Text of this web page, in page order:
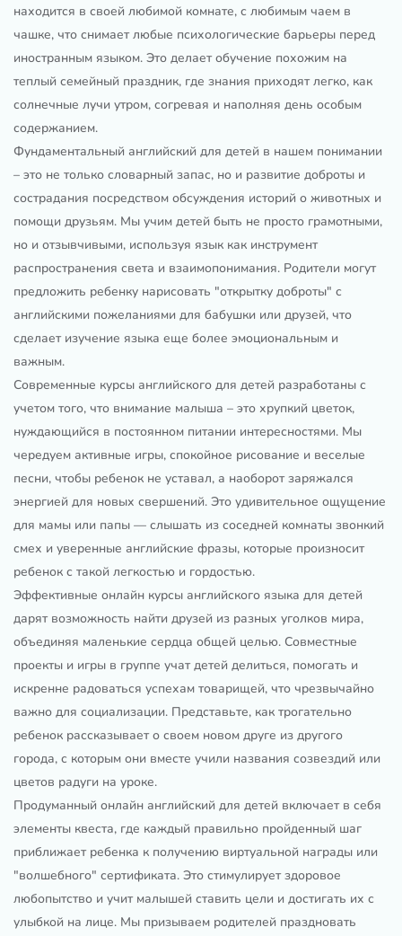
находится в своей любимой комнате, с любимым чаем в
чашке, что снимает любые психологические барьеры перед
иностранным языком. Это делает обучение похожим на
теплый семейный праздник, где знания приходят легко, как
солнечные лучи утром, согревая и наполняя день особым
содержанием.
Фундаментальный английский для детей в нашем понимании
– это не только словарный запас, но и развитие доброты и
сострадания посредством обсуждения историй о животных и
помощи друзьям. Мы учим детей быть не просто грамотными,
но и отзывчивыми, используя язык как инструмент
распространения света и взаимопонимания. Родители могут
предложить ребенку нарисовать "открытку доброты" с
английскими пожеланиями для бабушки или друзей, что
сделает изучение языка еще более эмоциональным и
важным.
Современные курсы английского для детей разработаны с
учетом того, что внимание малыша – это хрупкий цветок,
нуждающийся в постоянном питании интересностями. Мы
чередуем активные игры, спокойное рисование и веселые
песни, чтобы ребенок не уставал, а наоборот заряжался
энергией для новых свершений. Это удивительное ощущение
для мамы или папы — слышать из соседней комнаты звонкий
смех и уверенные английские фразы, которые произносит
ребенок с такой легкостью и гордостью.
Эффективные онлайн курсы английского языка для детей
дарят возможность найти друзей из разных уголков мира,
объединяя маленькие сердца общей целью. Совместные
проекты и игры в группе учат детей делиться, помогать и
искренне радоваться успехам товарищей, что чрезвычайно
важно для социализации. Представьте, как трогательно
ребенок рассказывает о своем новом друге из другого
города, с которым они вместе учили названия созвездий или
цветов радуги на уроке.
Продуманный онлайн английский для детей включает в себя
элементы квеста, где каждый правильно пройденный шаг
приближает ребенка к получению виртуальной награды или
"волшебного" сертификата. Это стимулирует здоровое
любопытство и учит малышей ставить цели и достигать их с
улыбкой на лице. Мы призываем родителей праздновать